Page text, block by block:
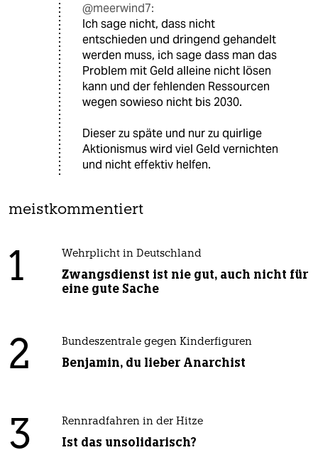
@meerwind7:
Ich sage nicht, dass nicht
entschieden und dringend gehandelt
werden muss, ich sage dass man das
Problem mit Geld alleine nicht lösen
kann und der fehlenden Ressourcen
wegen sowieso nicht bis 2030.
Dieser zu späte und nur zu quirlige
Aktionismus wird viel Geld vernichten
und nicht effektiv helfen.
meistkommentiert
1 Wehrplicht in Deutschland
Zwangsdienst ist nie gut, auch nicht für
eine gute Sache
2 Bundeszentrale gegen Kinderfiguren
Benjamin, du lieber Anarchist
3 Rennradfahren in der Hitze
Ist das unsolidarisch?